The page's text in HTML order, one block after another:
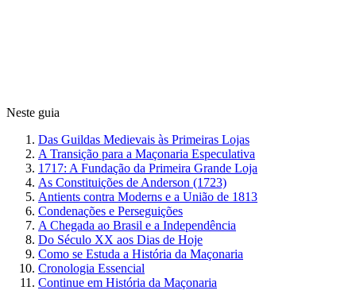
Neste guia
Das Guildas Medievais às Primeiras Lojas
A Transição para a Maçonaria Especulativa
1717: A Fundação da Primeira Grande Loja
As Constituições de Anderson (1723)
Antients contra Moderns e a União de 1813
Condenações e Perseguições
A Chegada ao Brasil e a Independência
Do Século XX aos Dias de Hoje
Como se Estuda a História da Maçonaria
Cronologia Essencial
Continue em História da Maçonaria